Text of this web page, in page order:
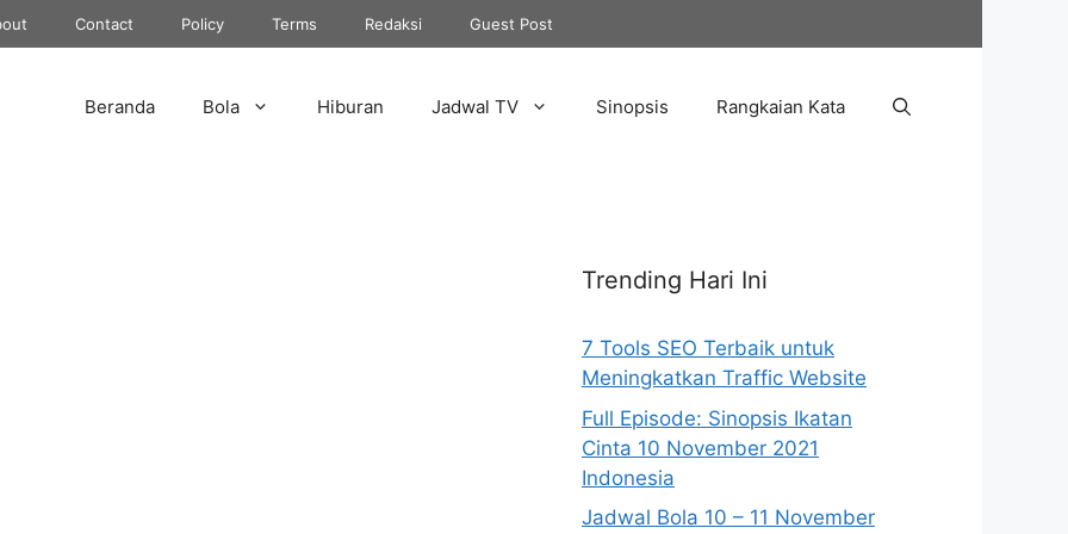
Contact Policy Terms Redaksi Guest Post
Beranda Bola Hiburan Jadwal TV Sinopsis Rangkaian Kata
Trending Hari Ini
7 Tools SEO Terbaik untuk
Meningkatkan Traffic Website
Full Episode: Sinopsis Ikatan
Cinta 10 November 2021
Indonesia
Jadwal Bola 10 – 11 November